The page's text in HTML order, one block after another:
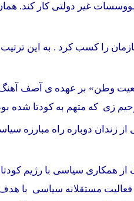
عضویت این سازمان را کسب کرد .
ی آصف آهنگ
از زندان دوباره راه
همکاری سیاسی با رژیم
مستقلانه سیاسی با هدف